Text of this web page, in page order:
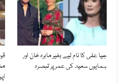
جیا علی کا نام لیے بغیر ماہرہ خان اور
ہمایوں سعید کی عمر پر تبصرہ